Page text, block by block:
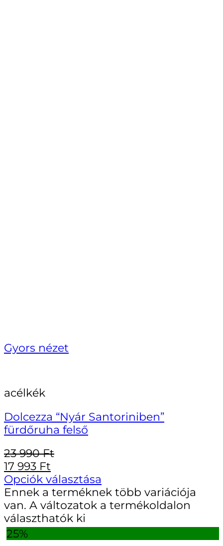
Gyors nézet
acélkék
Dolcezza “Nyár Santoriniben”
fürdőruha felső
23 990Ft
17 993 Ft
Opciók választása
Ennek a terméknek több variációja
van. A változatok a termékoldalon
választhatók ki
25%